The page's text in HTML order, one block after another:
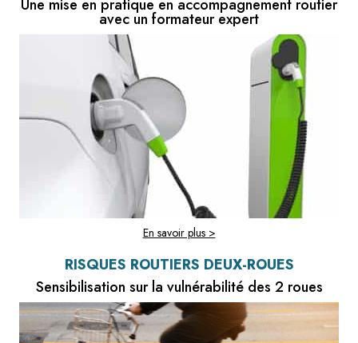
Une mise en pratique en accompagnement routier
avec un formateur expert
En savoir plus >
RISQUES ROUTIERS DEUX-ROUES
Sensibilisation sur la vulnérabilité des 2 roues